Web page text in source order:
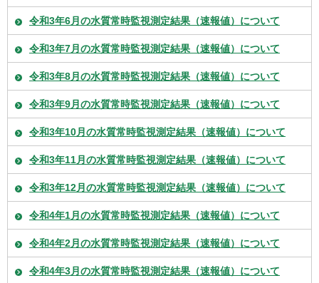
令和3年6月の水質常時監視測定結果（速報値）について
令和3年7月の水質常時監視測定結果（速報値）について
令和3年8月の水質常時監視測定結果（速報値）について
令和3年9月の水質常時監視測定結果（速報値）について
令和3年10月の水質常時監視測定結果（速報値）について
令和3年11月の水質常時監視測定結果（速報値）について
令和3年12月の水質常時監視測定結果（速報値）について
令和4年1月の水質常時監視測定結果（速報値）について
令和4年2月の水質常時監視測定結果（速報値）について
令和4年3月の水質常時監視測定結果（速報値）について